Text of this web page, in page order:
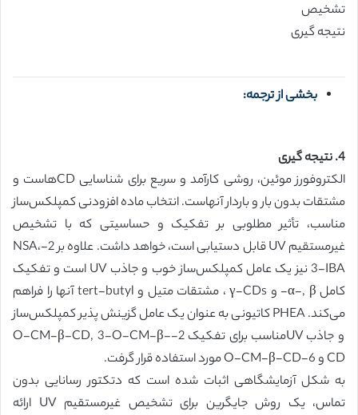
تشخیص
نتیجه گیری
بخشی از ترجمه:
4. نتیجه گیری
الکتروفورز موئین، روشی کارآمد و سریع برای شناسایی CDهاست و
مشتقات بدون بار و باردار آنهاست. انتخاب ماده افزودنی کمپلکس‌ساز
مناسب، تأثیر مطلوبی بر تفکیک و حساسیتی که با تشخیص
غیرمستقیم UV قابل دستیابی است، خواهد داشت. علاوه بر 2-NSA،
3-IBA نیز یک عامل کمپلکس‌ساز خوب و جاذب UV است و تفکیک
کامل α-, β- و γ-CDs ، مشتقات متیل و tert-butyl آنها را فراهم
می‌کند. PHEA کاتیونی به عنوان یک عامل گزینش پذیر کمپلکس‌ساز
و جاذب UVمناسب برای تفکیک 2-O-CM-β-CD, 3-O-CM-β-
CD و 6-O-CM-β-CD مورد استفاده قرار گرفت.
به شکل آزمایشگاهی اثبات شده است که دتکتور رسانایی بدون
تماس، یک روش جایگرین برای تشخیص غیرمستقیم UV ارائه